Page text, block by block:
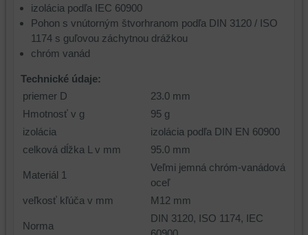
izolácia podľa IEC 60900
Pohon s vnútorným štvorhranom podľa DIN 3120 / ISO
1174 s guľovou záchytnou drážkou
chróm vanád
Technické údaje:
priemer D
23.0 mm
Hmotnosť v g
95 g
izolácia
izolácia podľa DIN EN 60900
celková dĺžka L v mm
95.0 mm
Materiál 1
Veľmi jemná chróm-vanádová
oceľ
veľkosť kľúča v mm
M12 mm
Norma
DIN 3120, ISO 1174, IEC